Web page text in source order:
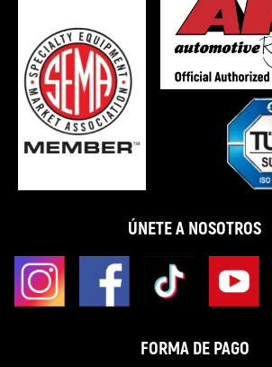
ÚNETE A NOSOTROS
FORMA DE PAGO